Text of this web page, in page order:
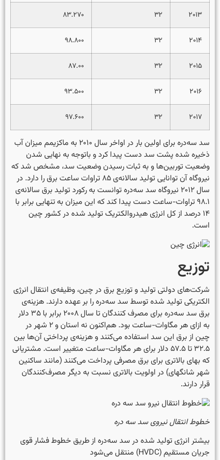
۲۰۱۳ ۳۲ ۸۳.۲۷۰
۲۰۱۴ ۳۲ ۹۸.۸۰۰
۲۰۱۵ ۳۲ ۸۷.۰۰
۲۰۱۶ ۳۲ ۹۳.۵۰۰
۲۰۱۷ ۳۲ ۹۷.۶۰۰
سد سه‌دره برای اولین بار در اواخر سال ۲۰۱۰ به ماکزیمم میزان آب
ذخیره شده پشت سد دست پیدا کرد و باتوجه به نهایی شدن
وضعیت توربین‌ها و به ثبات رسیدن وضعیت سد، مشخص شد که
نیروگاه آن توانایی تولید سالانه‌ی ۸۵ تراوات ساعت برق را دارد. در
سال ۲۰۱۲ نیروگاه سد سه‌دره توانست به رکورد تولید برق سالانه‌ی
۹۸.۱ تراوات-ساعت دست پیدا کند که این میزان به تنهایی برابر با
۱۴ درصد از کل انرژی هیدروالکتریک تولید شده در کشور چین
است.
توزیع
شرکت‌های دولتی تولید و توزیع برق در چین، وظیفه‌ی انتقال انرژی
الکتریکی تولید شده توسط سد سه‌دره را بر عهده دارند. هزینه‌ی
برق سد سه‌دره برای مصرف کنندگان تا سال ۲۰۰۸ برابر با ۳۵ دلار
به ازای هر مگاوات-ساعت بود. هم‌اکنون نه استان و ۲ شهر در
چین از برق این سد استفاده می‌کنند و هزینه‌ی پرداختی آن‌ها بین
۳۲.۵ تا ۵۷.۵ دلار برای هر مگاوات-ساعت متغییر است. مشتریانی
که بهای بالاتری برای برق مصرفی پرداخت می‌کنند (مانند ساکنین
شهر شانگهای) در اولویت بالاتری نسبت به دیگر مصرف‌کنندگان
قرار دارند.
خطوط انتقال نیروی سد سه دره
بیشتر انرژی تولید شده در سد سه‌دره از طریق خطوط فشار قوی
جریان مستقیم (HVDC) منتقل می‌شود